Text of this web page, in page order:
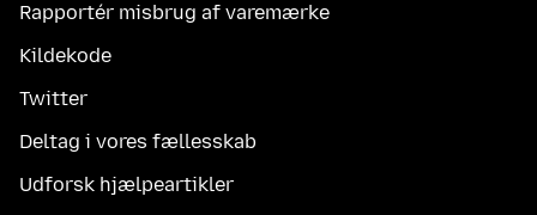
Rapportér misbrug af varemærke
Kildekode
Twitter
Deltag i vores fællesskab
Udforsk hjælpeartikler